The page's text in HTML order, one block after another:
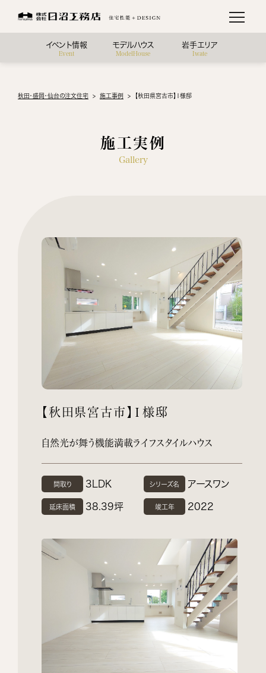
イベント情報
Event
モデルハウス
ModelHouse
岩手エリア
Iwate
秋田・盛岡・仙台の注文住宅 施工事例 【秋田県宮古市】Ｉ様邸
施工実例
Gallery
【秋田県宮古市】Ｉ様邸
自然光が舞う機能満載ライフスタイルハウス
間取り 3LDK シリーズ名 アースワン
延床面積 38.39坪 竣工年 2022